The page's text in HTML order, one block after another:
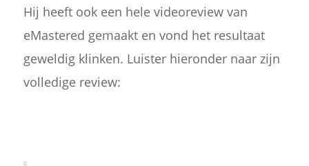
Hij heeft ook een hele videoreview van
eMastered gemaakt en vond het resultaat
geweldig klinken. Luister hieronder naar zijn
volledige review: